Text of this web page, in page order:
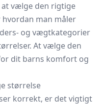
vælge den rigtige
man måler
og vægtkategorier
At vælge den
dit barns komfort og
størrelse
korrekt, er det vigtigt